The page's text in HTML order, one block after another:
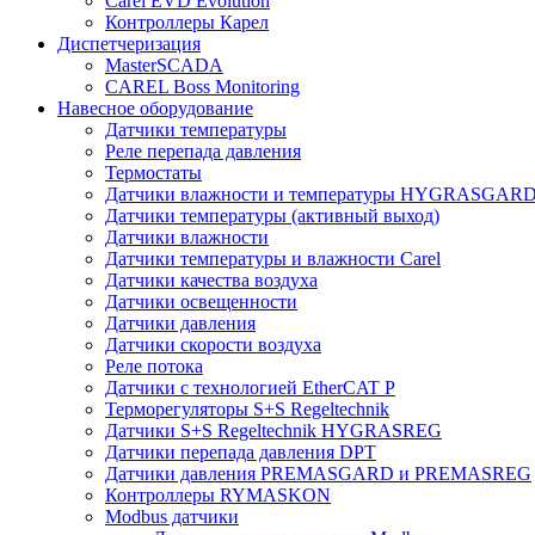
Контроллеры Карел
Диспетчеризация
MasterSCADA
CAREL Boss Monitoring
Навесное оборудование
Датчики температуры
Реле перепада давления
Термостаты
Датчики влажности и температуры
Датчики температуры (активный выход)
Датчики влажности
Датчики температуры и влажности Carel
Датчики качества воздуха
Датчики освещенности
Датчики давления
Датчики скорости воздуха
Реле потока
Датчики с технологией EtherCAT P
Терморегуляторы S+S Regeltechnik
Датчики S+S Regeltechnik HYGRASREG
Датчики перепада давления DPT
Датчики давления PREMASGARD и PREMASREG
Контроллеры RYMASKON
Modbus датчики